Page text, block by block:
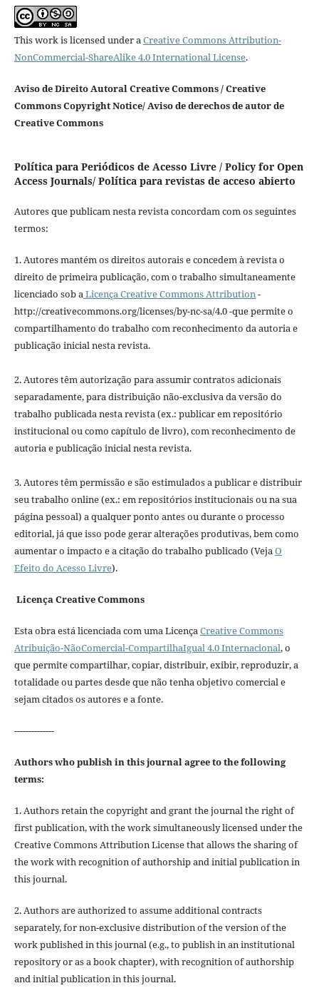
This work is licensed under aCreative Commons Attribution-
NonCommercial-ShareAlike 4.0 International License.
Aviso de Direito Autoral Creative Commons / Creative
Commons Copyright Notice/ Aviso de derechos de autor de
Creative Commons
Política para Periódicos de Acesso Livre / Policy for Open
Access Journals/ Política para revistas de acceso abierto
Autores que publicam nesta revista concordam com os seguintes
termos:
1. Autores mantém os direitos autorais e concedem à revista o
direito de primeira publicação, com o trabalho simultaneamente
licenciado sob aLicença Creative Commons Attribution-
http://creativecommons.org/licenses/by-nc-sa/4.0 -que permite o
compartilhamento do trabalho com reconhecimento da autoria e
publicação inicial nesta revista.
2. Autores têm autorização para assumir contratos adicionais
separadamente, para distribuição não-exclusiva da versão do
trabalho publicada nesta revista (ex.: publicar em repositório
institucional ou como capítulo de livro), com reconhecimento de
autoria e publicação inicial nesta revista.
3. Autores têm permissão e são estimulados a publicar e distribuir
seu trabalho online (ex.: em repositórios institucionais ou na sua
página pessoal) a qualquer ponto antes ou durante o processo
editorial, já que isso pode gerar alterações produtivas, bem como
aumentar o impacto e a citação do trabalho publicado (VejaO
Efeito do Acesso Livre).
Licença Creative Commons
Esta obra está licenciada com uma LicençaCreative Commons
Atribuição-NãoComercial-CompartilhaIgual 4.0 Internacional, o
que permite compartilhar, copiar, distribuir, exibir, reproduzir, a
totalidade ou partes desde que não tenha objetivo comercial e
sejam citados os autores e a fonte.
--------------
Authors who publish in this journal agree to the following
terms:
1. Authors retain the copyright and grant the journal the right of
first publication, with the work simultaneously licensed under the
Creative Commons Attribution License that allows the sharing of
the work with recognition of authorship and initial publication in
this journal.
2. Authors are authorized to assume additional contracts
separately, for non-exclusive distribution of the version of the
work published in this journal (e.g., to publish in an institutional
repository or as a book chapter), with recognition of authorship
and initial publication in this journal.